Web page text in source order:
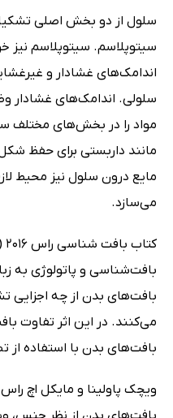
سلول از دو بخش اصلی
سیتوپلاسم. سیتوپلاسم
اندامک‌های غشادار و
سلولی. اندامک‌های غشادار
مواد را در بخش‌های مختلف
مانند داربستی برای حفظ
مایع درون سلول نیز محیط
می‌سازد.
بافت‌شناسی و پاتولوژی به
بافت‌های بدن از چه اجزایی
می‌کنند. در این اثر تفاوت
بافت‌های بدن با استفاده از
ویچک پاولینا و مایکل اچ